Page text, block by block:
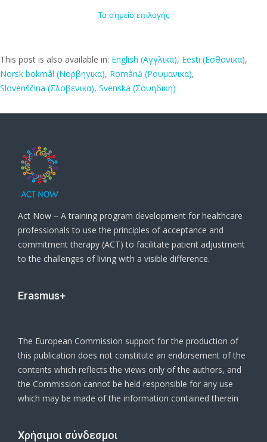
Το σημείο επιλογής
This post is also available in: English (Αγγλικα) Eesti (Εσθονικα)
Norsk bokmål (Νορβηγικα) Română (Ρουμανικα)
Slovenščina (Σλοβενικα) Svenska (Σουηδικη)
Act Now – A training program development for healthcare
professionals to use the principles of acceptance and
commitment therapy (ACT) to facilitate patient adjustment
to the challenges of living with a visible difference.
Erasmus+
The European Commission support for the production of
this publication does not constitute an endorsement of the
contents which reflects the views only of the authors, and
the Commission cannot be held responsible for any use
which may be made of the information contained therein
Χρήσιμοι σύνδεσμοι